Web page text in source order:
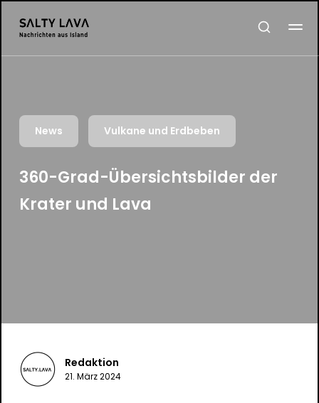
News Vulkane und Erdbeben
360-Grad-Übersichtsbilder der
Krater und Lava
Redaktion
21. März 2024